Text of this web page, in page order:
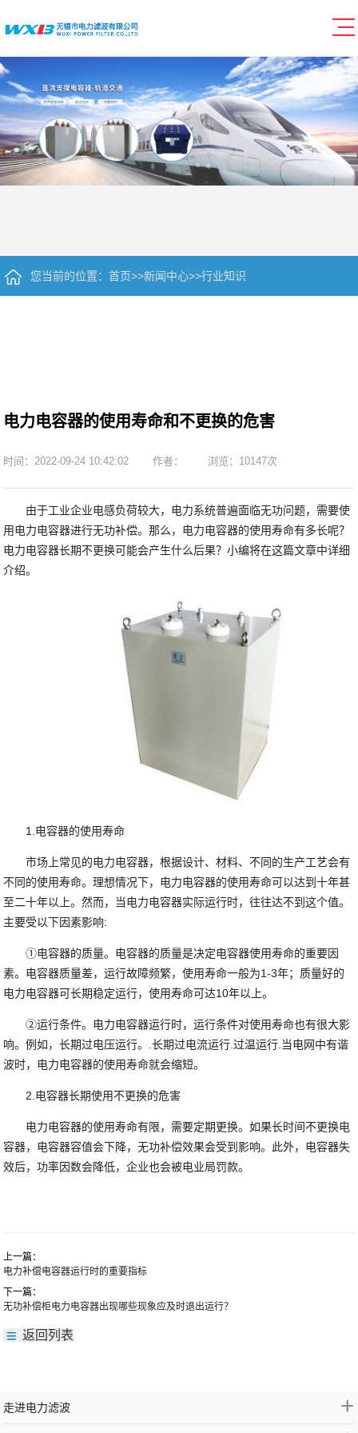
您当前的位置：首页>>新闻中心>>行业知识
电力电容器的使用寿命和不更换的危害
时间：2022-09-24 10:42:02 作者： 浏览：10147次
由于工业企业电感负荷较大，电力系统普遍面临无功问题，需要使
用电力电容器进行无功补偿。那么，电力电容器的使用寿命有多长呢？
电力电容器长期不更换可能会产生什么后果？小编将在这篇文章中详细
介绍。
1.电容器的使用寿命
市场上常见的电力电容器，根据设计、材料、不同的生产工艺会有
不同的使用寿命。理想情况下，电力电容器的使用寿命可以达到十年甚
至二十年以上。然而，当电力电容器实际运行时，往往达不到这个值。
主要受以下因素影响:
①电容器的质量。电容器的质量是决定电容器使用寿命的重要因
素。电容器质量差，运行故障频繁，使用寿命一般为1-3年；质量好的
电力电容器可长期稳定运行，使用寿命可达10年以上。
②运行条件。电力电容器运行时，运行条件对使用寿命也有很大影
响。例如，长期过电压运行。.长期过电流运行.过温运行.当电网中有谐
波时，电力电容器的使用寿命就会缩短。
2.电容器长期使用不更换的危害
电力电容器的使用寿命有限，需要定期更换。如果长时间不更换电
容器，电容器容值会下降，无功补偿效果会受到影响。此外，电容器失
效后，功率因数会降低，企业也会被电业局罚款。
上一篇：
电力补偿电容器运行时的重要指标
下一篇：
无功补偿柜电力电容器出现哪些现象应及时退出运行？
返回列表
走进电力滤波
+